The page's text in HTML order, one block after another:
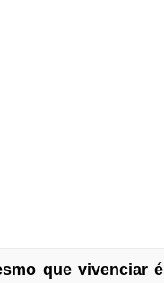
que vivenciar é